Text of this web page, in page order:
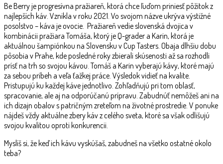
Be Berry je progresívna pražiareň, ktorá chce ľuďom priniesť pôžitok z
najlepších káv. Vznikla v roku 2021. Vo svojom názve ukrýva výstižné
posolstvo – káva je ovocie. Pražiareň vedie slovenská dvojica v
kombinácii pražiara Tomáša, ktorý je Q-grader a Karin, ktorá je
aktuálnou šampiónkou na Slovensku v Cup Tasters. Obaja dlhšiu dobu
pôsobia v Prahe, kde posledné roky zbierali skúsenosti až sa rozhodli
prísť na trh so svojou kávou. Tomáš a Karin vyberajú kávy, ktoré majú
za sebou príbeh a veľa ťažkej práce. Výsledok vidieť na kvalite.
Pristupujú ku každej káve jednotlivo. Zohľadňujú pri tom oblasť,
spracovanie, ale aj na odporúčanú prípravu. Zabudnúť nemôžeš ani na
ich dizajn obalov s patričným zreteľom na životné prostredie. V ponuke
nájdeš vždy aktuálne zbery káv z celého sveta, ktoré sa však odlišujú
svojou kvalitou oproti konkurencii.
Myslíš si, že keď ich kávu vyskúšaš, zabudneš na všetko ostatné okolo
teba?